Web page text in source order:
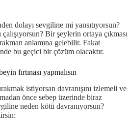
dolayı sevgiline mi yansıtıyorsun?
Bir şeylerin ortaya çıkması
anlamına gelebilir. Fakat
bu geçici bir çözüm olacaktır.
fırtınası yapmalısın
istiyorsan davranışını izlemeli ve
önce sebep üzerinde biraz
neden kötü davranıyorsun?